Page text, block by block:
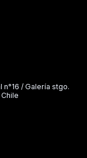
/ Galería stgo.